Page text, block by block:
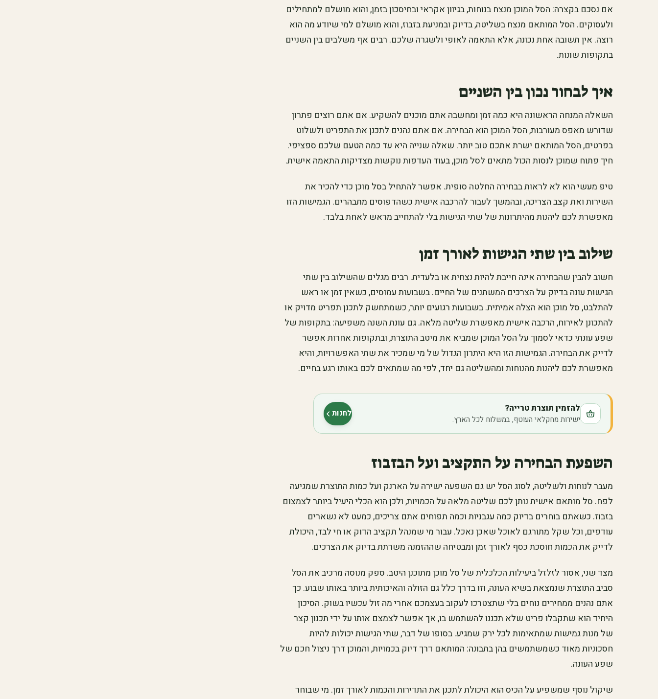
אם נסכם בקצרה: הסל המוכן מנצח בנוחות, בגיוון אקראי ובחיסכון בזמן, והוא מושלם למתחילים
ולעסוקים. הסל המותאם מנצח בשליטה, בדיוק ובמניעת בזבוז, והוא מושלם למי שיודע מה הוא
רוצה. אין תשובה אחת נכונה, אלא התאמה לאופי ולשגרה שלכם. רבים אף משלבים בין השניים
בתקופות שונות.
איך לבחור נכון בין השניים
השאלה המנחה הראשונה היא כמה זמן ומחשבה אתם מוכנים להשקיע. אם אתם רוצים פתרון
שדורש מאפס מעורבות, הסל המוכן הוא הבחירה. אם אתם נהנים לתכנן את התפריט ולשלוט
בפרטים, הסל המותאם ישרת אתכם טוב יותר. שאלה שנייה היא עד כמה הטעם שלכם ספציפי.
חיך פתוח שמוכן לנסות הכול מתאים לסל מוכן, בעוד העדפות נוקשות מצדיקות התאמה אישית.
טיפ מעשי הוא לא לראות בבחירה החלטה סופית. אפשר להתחיל בסל מוכן כדי להכיר את
השירות ואת קצב הצריכה, ובהמשך לעבור להרכבה אישית כשהדפוסים מתבהרים. הגמישות הזו
מאפשרת לכם ליהנות מהיתרונות של שתי הגישות בלי להתחייב מראש לאחת בלבד.
שילוב בין שתי הגישות לאורך זמן
חשוב להבין שהבחירה אינה חייבת להיות נצחית או בלעדית. רבים מגלים שהשילוב בין שתי
הגישות עונה בדיוק על הצרכים המשתנים של החיים. בשבועות עמוסים, כשאין זמן או ראש
להתלבט, סל מוכן הוא הצלה אמיתית. בשבועות רגועים יותר, כשמתחשק לתכנן תפריט מדויק או
להתכונן לאירוח, הרכבה אישית מאפשרת שליטה מלאה. גם עונת השנה משפיעה: בתקופות של
שפע עונתי כדאי לסמוך על הסל המוכן שמביא את מיטב התוצרת, ובתקופות אחרות אפשר
לדייק את הבחירה. הגמישות הזו היא היתרון הגדול של מי שמכיר את שתי האפשרויות, והיא
מאפשרת לכם ליהנות מהנוחות ומהשליטה גם יחד, לפי מה שמתאים לכם באותו רגע בחיים.
להזמין תוצרת טרייה?
ישירות מחקלאי העוטף, במשלוח לכל הארץ.
לחנות(נפתח בלשונית חדשה)
השפעת הבחירה על התקציב ועל הבזבוז
מעבר לנוחות ולשליטה, לסוג הסל יש גם השפעה ישירה על הארנק ועל כמות התוצרת שמגיעה
לפח. סל מותאם אישית נותן לכם שליטה מלאה על הכמויות, ולכן הוא הכלי היעיל ביותר לצמצום
בזבוז. כשאתם בוחרים בדיוק כמה עגבניות וכמה תפוחים אתם צריכים, כמעט לא נשארים
עודפים, וכל שקל מתורגם לאוכל שאכן נאכל. עבור מי שמנהל תקציב הדוק או חי לבד, היכולת
לדייק את הכמות חוסכת כסף לאורך זמן ומבטיחה שההזמנה משרתת בדיוק את הצרכים.
מצד שני, אסור לזלזל ביעילות הכלכלית של סל מוכן מתוכנן היטב. ספק מנוסה מרכיב את הסל
סביב התוצרת שנמצאת בשיא העונה, וזו בדרך כלל גם הזולה והאיכותית ביותר באותו שבוע. כך
אתם נהנים ממחירים נוחים בלי שתצטרכו לעקוב בעצמכם אחרי מה זול עכשיו בשוק. הסיכון
היחיד הוא שתקבלו פריט שלא תכננו להשתמש בו, אך אפשר לצמצם אותו על ידי תכנון קצר
של מנות גמישות שמתאימות לכל ירק שמגיע. בסופו של דבר, שתי הגישות יכולות להיות
חסכוניות מאוד כשמשתמשים בהן בתבונה: המותאם דרך דיוק בכמויות, והמוכן דרך ניצול חכם של
שפע העונה.
שיקול נוסף שמשפיע על הכיס הוא היכולת לתכנן את התדירות והכמות לאורך זמן. מי שבוחר